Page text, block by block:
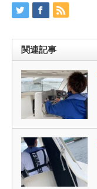
関連記事